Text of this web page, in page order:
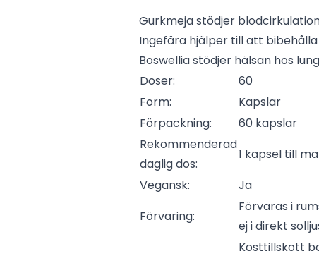
Gurkmeja stödjer
Ingefära hjälper till att
Boswellia stödjer hälsan hos
Doser:
60
Form:
Kapslar
Förpackning:
60 kapslar
Rekommenderad
daglig dos:
1 kapsel till
Vegansk:
Ja
Förvaring:
Förvaras i
ej i direkt
Kosttillskott